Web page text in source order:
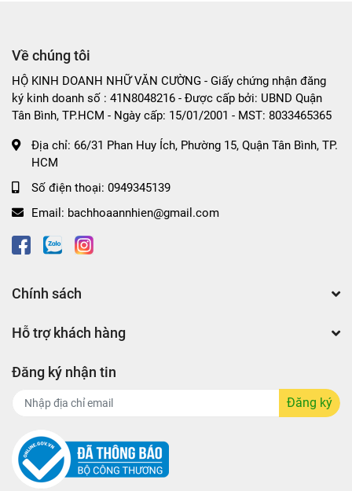
Về chúng tôi
HỘ KINH DOANH NHỮ VĂN CƯỜNG - Giấy chứng nhận đăng
ký kinh doanh số : 41N8048216 - Được cấp bởi: UBND Quận
Tân Bình, TP.HCM - Ngày cấp: 15/01/2001 - MST: 8033465365
Địa chỉ: 66/31 Phan Huy Ích, Phường 15, Quận Tân Bình, TP.
HCM
Số điện thoại: 0949345139
Email: bachhoaannhien@gmail.com
Chính sách
Hỗ trợ khách hàng
Đăng ký nhận tin
Đăng ký